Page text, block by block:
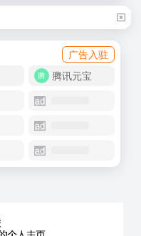
广告入驻
腾讯元宝